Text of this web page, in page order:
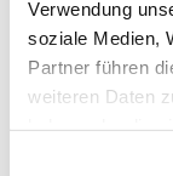
Verwendung
soziale Medien,
Partner führen
weiteren Daten
ordentliches
1.2 Punkte
Acht. Muriel
beste